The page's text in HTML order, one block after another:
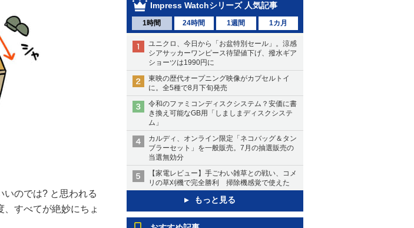
Impress Watchシリーズ 人気記事
1時間 24時間 1週間 1カ月
ユニクロ、今日から「お盆特別セール」。涼感
シアサッカーワンピース待望値下げ、撥水ギア
ショーツは1990円に
東映の歴代オープニング映像がカプセルトイ
に。全5種で8月下旬発売
令和のファミコンディスクシステム？安価に書
き換え可能なGB用「しましまディスクシステ
ム」
カルディ、オンライン限定「ネコバッグ＆タン
ブラーセット」を一般販売。7月の抽選販売の
当選無効分
【家電レビュー】手ごわい雑草との戦い、コメ
リの草刈機で完全勝利 掃除機感覚で使えた
もっと見る
のでは? と思われる
すべてが絶妙にちょ